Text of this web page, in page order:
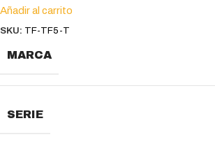
Añadir al carrito
SKU: TF-TF5-T
MARCA
SERIE